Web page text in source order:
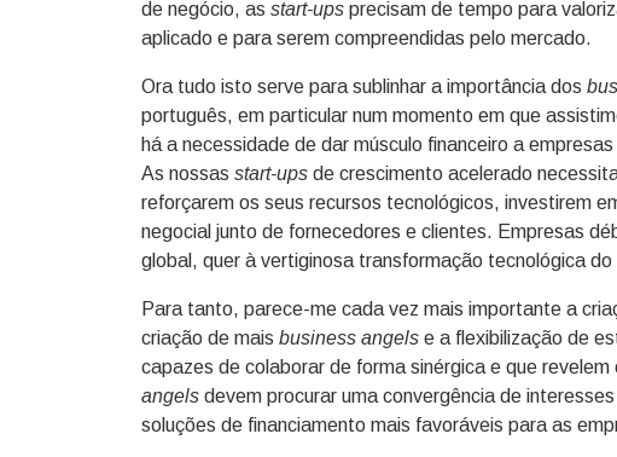
de negócio, as start-ups precisam de tempo para
aplicado e para serem compreendidas pelo mercado.
Ora tudo isto serve para sublinhar a importância dos
português, em particular num momento em que
há a necessidade de dar músculo financeiro a
As nossas start-ups de crescimento acelerado
reforçarem os seus recursos tecnológicos, investirem
negocial junto de fornecedores e clientes. Empresas
global, quer à vertiginosa transformação tecnológica do
Para tanto, parece-me cada vez mais importante a
criação de mais business angels e a flexibilização de
capazes de colaborar de forma sinérgica e que
angels devem procurar uma convergência de
soluções de financiamento mais favoráveis para as